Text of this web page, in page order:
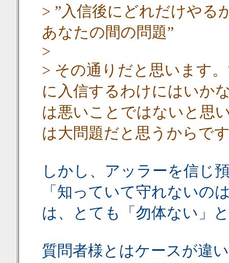
> ”入信後にどれだけやる
あなたの間の問題”
>
> その通りだと思います
に入信するわけにはいか
は悪いことではないと思
は大問題だと思うからで
しかし、アッラーを信じ
「知っていて守れないの
は、とても「勿体ない」
質問者様とはケースが違